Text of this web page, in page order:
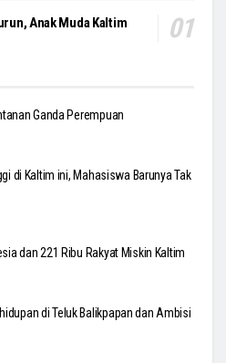
Anak Muda Kaltim
Ganda Perempuan
di Kaltim ini, Mahasiswa Barunya Tak
dan 221 Ribu Rakyat Miskin Kaltim
di Teluk Balikpapan dan Ambisi